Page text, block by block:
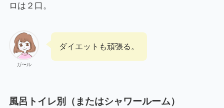
ロは２口。
ガ〜ル
ダイエットも頑張る。
風呂トイレ別（またはシャワールーム）